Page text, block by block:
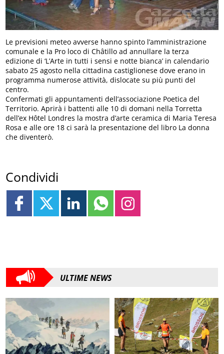
Le previsioni meteo avverse hanno spinto l’amministrazione
comunale e la Pro loco di Châtillo ad annullare la terza
edizione di ‘L’Arte in tutti i sensi e notte bianca’ in calendario
sabato 25 agosto nella cittadina castiglionese dove erano in
programma numerose attività, dislocate su più punti del
centro.
Confermati gli appuntamenti dell’associazione Poetica del
Territorio. Aprirà i battenti alle 10 di domani nella Torretta
dell’ex Hôtel Londres la mostra d’arte ceramica di Maria Teresa
Rosa e alle ore 18 ci sarà la presentazione del libro La donna
che diventerò.
Condividi
ULTIME NEWS